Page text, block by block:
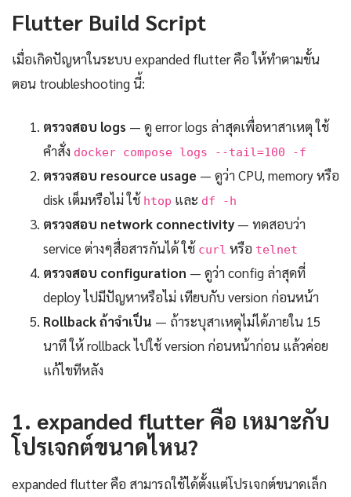
Flutter Build Script
เมื่อเกิดปัญหาในระบบ expanded flutter คือ ให้ทำตามขั้น
ตอน troubleshooting นี้:
ตรวจสอบ logs — ดู error logs ล่าสุดเพื่อหาสาเหตุ ใช้
คำสั่ง docker compose logs --tail=100 -f
ตรวจสอบ resource usage — ดูว่า CPU, memory หรือ
disk เต็มหรือไม่ ใช้ htop และ df -h
ตรวจสอบ network connectivity — ทดสอบว่า
service ต่างๆสื่อสารกันได้ ใช้ curl หรือ telnet
ตรวจสอบ configuration — ดูว่า config ล่าสุดที่
deploy ไปมีปัญหาหรือไม่ เทียบกับ version ก่อนหน้า
Rollback ถ้าจำเป็น — ถ้าระบุสาเหตุไม่ได้ภายใน 15
นาที ให้ rollback ไปใช้ version ก่อนหน้าก่อน แล้วค่อย
แก้ไขทีหลัง
1. expanded flutter คือ เหมาะกับ
โปรเจกต์ขนาดไหน?
expanded flutter คือ สามารถใช้ได้ตั้งแต่โปรเจกต์ขนาดเล็ก